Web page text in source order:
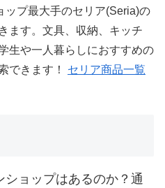
ップ最大手のセリア(Seria)の
ます。文具、収納、キッチ
生や一人暮らしにおすすめの
できます！ セリア商品一覧
ョップはあるのか？通